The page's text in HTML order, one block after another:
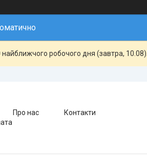
робочого дня (завтра, 10.08).
Про нас
Контакти